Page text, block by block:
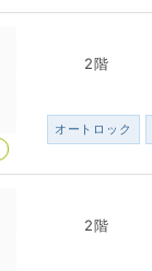
2階
オートロック
2階